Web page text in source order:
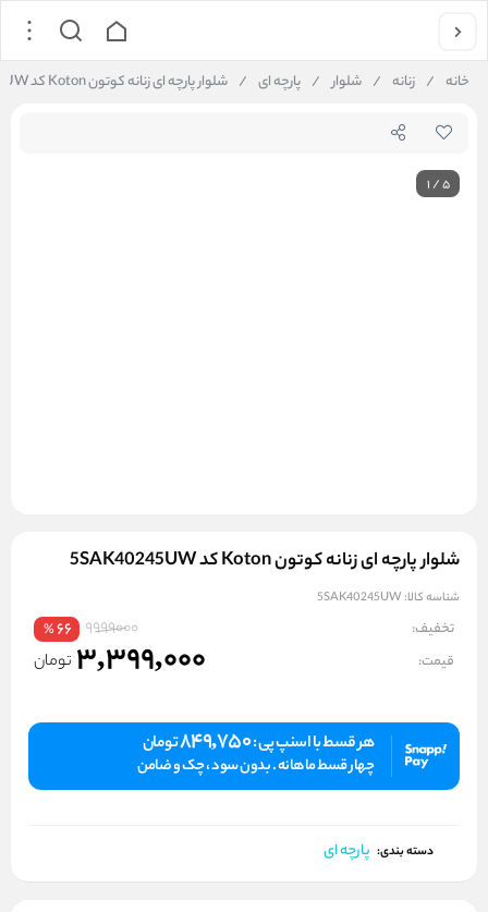
خانه / زنانه / شلوار / پارچه ای / شلوار پارچه ای زنانه کوتون Koton کد 5SAK40245UW
1/5
شلوار پارچه ای زنانه کوتون Koton کد 5SAK40245UW
شناسه کالا: 5SAK40245UW
تخفیف: 9999000
66
%
قیمت: 3,399,000 تومان
هر قسط با اسنپ پی :849,750تومان
چهار قسط ماهانه . بدون سود ، چک و ضامن
دسته بندی: پارچه ای